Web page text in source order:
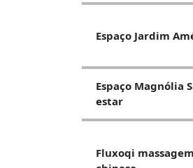
Espaço Jardim
Espaço Magnólia
estar
Fluxoqi